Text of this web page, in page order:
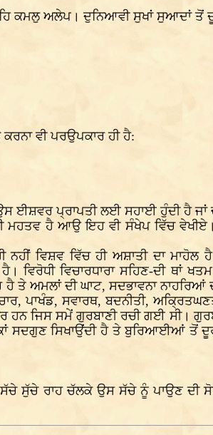
ਕਮਲੁ ਅਲੇਪ। ਦੁਨਿਆਵੀ ਸੁਖਾਂ ਸੁਆਦਾਂ ਤੋਂ
ਵੀ ਪਰਉਪਕਾਰ ਹੀ ਹੈ:
ਈਸ਼ਵਰ ਪ੍ਰਾਪਤੀ ਲਈ ਸਹਾਈ ਹੁੰਦੀ ਹੈ ਜਾਂ
ਹੈ ਆਉ ਇਹ ਵੀ ਸੰਖੇਪ ਵਿੱਚ
ਵਿਸ਼ਵ ਵਿੱਚ ਹੀ ਅਸ਼ਾਤੀ ਦਾ ਮਾਹੋਲ
ਵਿਚਾਰਧਾਰਾ ਸਹਿਣ-ਦੀ ਥਾਂ
ਹੈ ਤੇ ਅਮਲਾਂ ਦੀ ਘਾਟ, ਸਦਭਾਵਨਾ
ਪਾਖੰਡ, ਸਵਾਰਥ, ਬਦਨੀਤੀ,
ਸਮੇਂ ਗੁਰਬਾਣੀ ਰਚੀ ਗਈ ਸੀ।
ਸਦਗੁਣ ਸਿਖਾਉਂਦੀ ਹੈ ਤੇ ਬੁਰਿਆਈਆਂ ਤੋਂ
ਸੁੱਚੇ ਰਾਹ ਚੱਲਕੇ ਉਸ ਸੱਚੇ ਨੂੰ ਪਾਉਣ ਦੀ